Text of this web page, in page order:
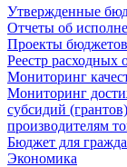
Утвержденные
Отчеты об
Проекты бюджетов
Реестр расходных
Мониторинг
Мониторинг
субсидий
производителям
Бюджет для
Экономика